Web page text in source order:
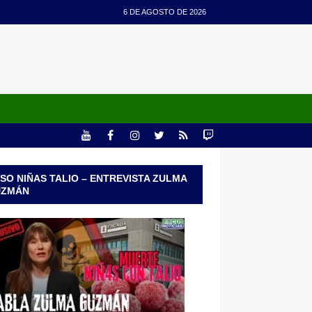
6 DE AGOSTO DE 2026
NIÑAS TALIO – ENTREVISTA ZULMA